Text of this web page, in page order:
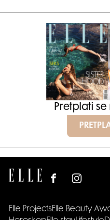
Pretplati
Elle ProjectsElle Beauty